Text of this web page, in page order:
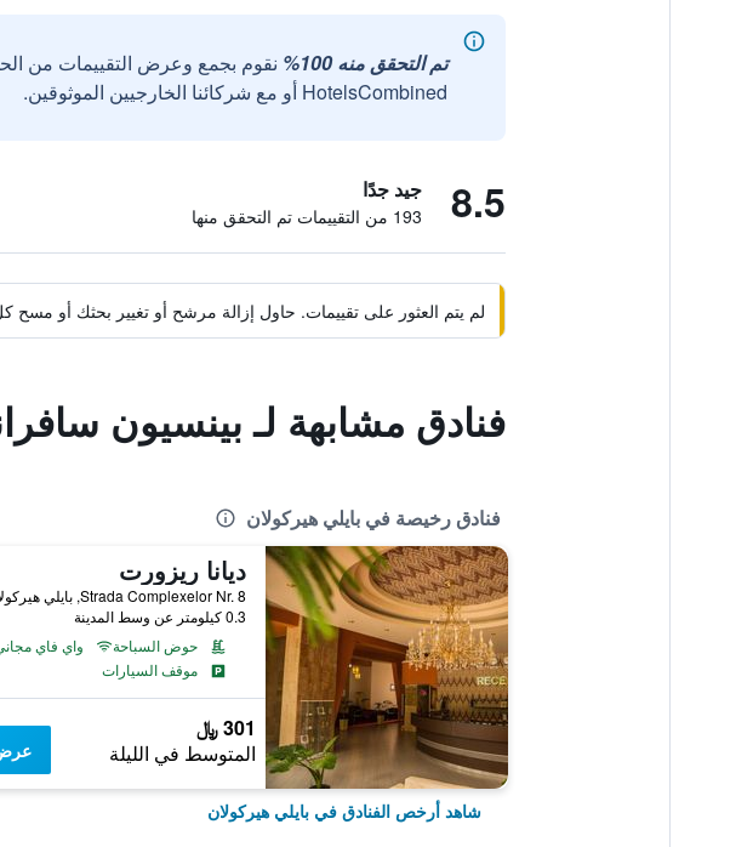
تم التحقق منه 100%
نقوم بجمع وعرض التقييمات من
HotelsCombined أو مع شركائنا الخارجيين الموثوقين.
8.5 جيد جدًا
193 من التقييمات تم التحقق منها
لم يتم العثور على تقييمات. حاول إزالة مرشح أو تغيير بحثك أو
فنادق مشابهة لـ بينسيون
فنادق رخيصة في بايلي هيركولان
ديانا ريزورت
Strada Complexelor Nr. 8, بايلي هيركولان, رومانيا
0.3 كيلومتر عن وسط المدينة
حوض السباحة
واي فاي
موقف السيارات
301 ﷼
المتوسط في الليلة
شاهد أرخص الفنادق في بايلي هيركولان